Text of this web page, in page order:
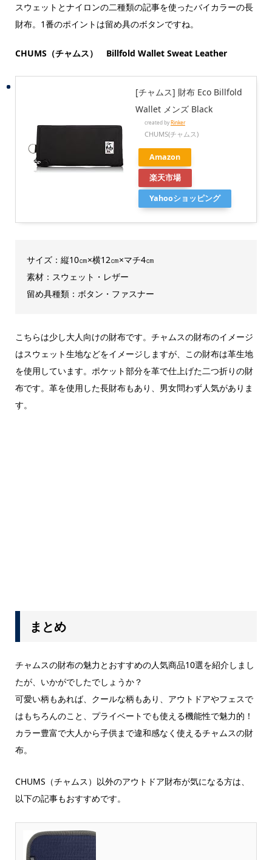
スウェットとナイロンの二種類の記事を使ったバイカラーの長
財布。1番のポイントは留め具のボタンですね。
CHUMS（チャムス） Billfold Wallet Sweat Leather
[チャムス] 財布 Eco Billfold
Wallet メンズ Black
created byRinker
CHUMS(チャムス)
Amazon
楽天市場
Yahooショッピング
サイズ：縦10㎝×横12㎝×マチ4㎝
素材：スウェット・レザー
留め具種類：ボタン・ファスナー
こちらは少し大人向けの財布です。チャムスの財布のイメージ
はスウェット生地などをイメージしますが、この財布は革生地
を使用しています。ポケット部分を革で仕上げた二つ折りの財
布です。革を使用した長財布もあり、男女問わず人気がありま
す。
まとめ
チャムスの財布の魅力とおすすめの人気商品10選を紹介しまし
たが、いかがでしたでしょうか？
可愛い柄もあれば、クールな柄もあり、アウトドアやフェスで
はもちろんのこと、プライベートでも使える機能性で魅力的！
カラー豊富で大人から子供まで違和感なく使えるチャムスの財
布。
CHUMS（チャムス）以外のアウトドア財布が気になる方は、
以下の記事もおすすめです。